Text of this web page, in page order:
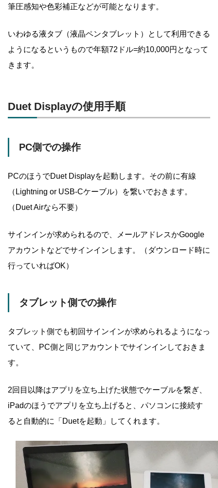
筆圧感知や色彩補正などが可能となります。
いわゆる液タブ（液晶ペンタブレット）として利用できる
ようになるというもので年額72ドル=約10,000円となって
きます。
Duet Displayの使用手順
PC側での操作
PCのほうでDuet Displayを起動します。その前に有線
（Lightning or USB-Cケーブル）を繋いでおきます。
（Duet Airなら不要）
サインインが求められるので、メールアドレスかGoogle
アカウントなどでサインインします。（ダウンロード時に
行っていればOK）
タブレット側での操作
タブレット側でも初回サインインが求められるようになっ
ていて、PC側と同じアカウントでサインインしておきま
す。
2回目以降はアプリを立ち上げた状態でケーブルを繋ぎ、
iPadのほうでアプリを立ち上げると、パソコンに接続す
ると自動的に「Duetを起動」してくれます。